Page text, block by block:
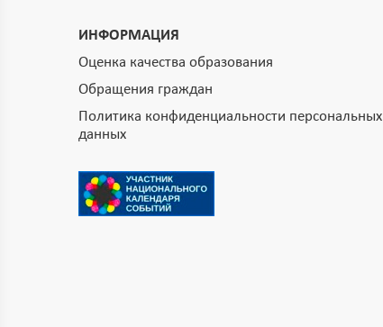
ИНФОРМАЦИЯ
Оценка качества образования
Обращения граждан
Политика конфиденциальности персональных
данных